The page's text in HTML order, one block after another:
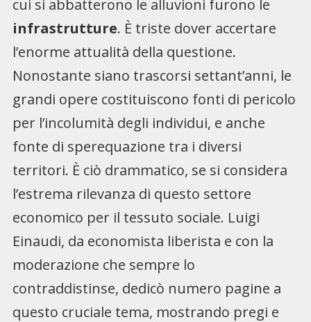
cui si abbatterono le alluvioni furono le
infrastrutture. È triste dover accertare
l’enorme attualità della questione.
Nonostante siano trascorsi settant’anni, le
grandi opere costituiscono fonti di pericolo
per l’incolumità degli individui, e anche
fonte di sperequazione tra i diversi
territori. È ciò drammatico, se si considera
l’estrema rilevanza di questo settore
economico per il tessuto sociale. Luigi
Einaudi, da economista liberista e con la
moderazione che sempre lo
contraddistinse, dedicò numero pagine a
questo cruciale tema, mostrando pregi e